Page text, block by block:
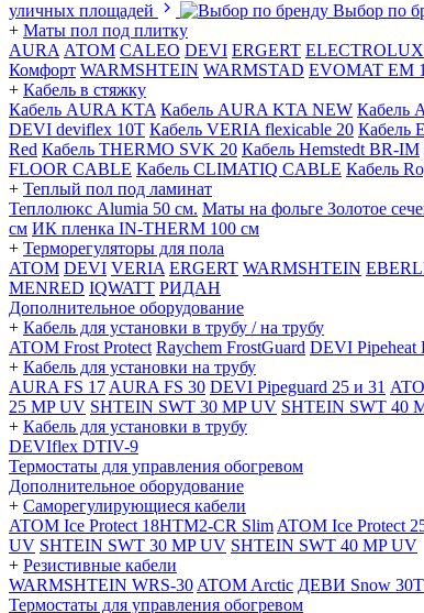
уличных площадей
Выбор по
+ Маты пол под плитку
AURA АТОМ CALEO DEVI ERGERT ELECTROLUX
Комфорт WARMSHTEIN WARMSTAD EVOMAT EM
+ Кабель в стяжку
Кабель AURA KTA Кабель AURA KTA NEW Кабель
DEVI deviflex 10T Кабель VERIA flexicable 20 Кабель
Red Кабель THERMO SVK 20 Кабель Hemstedt BR-IM
FLOOR CABLE Кабель CLIMATIQ CABLE Кабель
+ Теплый пол под ламинат
Теплолюкс Alumia 50 см. Маты на фольге Золотое
см ИК пленка IN-THERM 100 см
+ Терморегуляторы для пола
ATOM DEVI VERIA ERGERT WARMSHTEIN
MENRED IQWATT РИДАН
Дополнительное оборудование
+ Кабель для установки в трубу / на трубу
ATOM Frost Protect Raychem FrostGuard DEVI Pipeheat
+ Кабель для установки на трубу
AURA FS 17 AURA FS 30 DEVI Pipeguard 25 и 31
25 MP UV SHTEIN SWT 30 MP UV SHTEIN SWT 40
+ Кабель для установки в трубу
DEVIflex DTIV-9
Термостаты для управления обогревом
Дополнительное оборудование
+ Саморегулирующиеся кабели
ATOM Ice Protect 18HTM2-CR Slim ATOM Ice Protect
UV SHTEIN SWT 30 MP UV SHTEIN SWT 40 MP UV
+ Резистивные кабели
WARMSHTEIN WRS-30 ATOM Arctic ДЕВИ Snow
Термостаты для управления обогревом